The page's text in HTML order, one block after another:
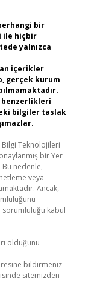
bir
ile hiçbir
yalnızca
içerikler
gerçek kurum
benzerlikleri
bilgiler taslak
Bilgi Teknolojileri
bir Yer
Bu nedenle,
veya
Ancak,
sorumluluğu kabul
olduğunu
bildirmeniz
sitemizden